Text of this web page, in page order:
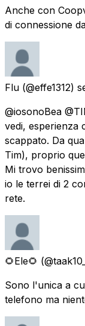
Anche con
di connessione
Flu (@effe1312)
@iosonoBea
vedi, esperienza
scappato. Da
Tim), proprio
Mi trovo
io le terrei di 2
rete.
🌻Ele🌻
Sono l'unica a
telefono ma